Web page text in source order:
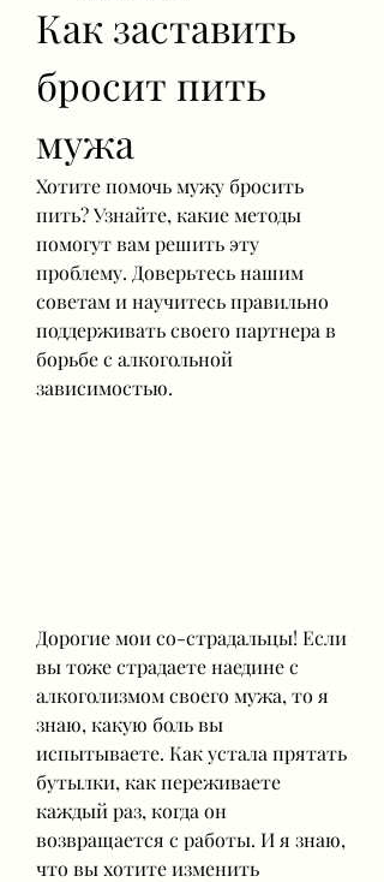
Как заставить
бросит пить
мужа
Хотите помочь мужу бросить
пить? Узнайте, какие методы
помогут вам решить эту
проблему. Доверьтесь нашим
советам и научитесь правильно
поддерживать своего партнера в
борьбе с алкогольной
зависимостью.
Дорогие мои со-страдальцы! Если
вы тоже страдаете наедине с
алкоголизмом своего мужа, то я
знаю, какую боль вы
испытываете. Как устала прятать
бутылки, как переживаете
каждый раз, когда он
возвращается с работы. И я знаю,
что вы хотите изменить